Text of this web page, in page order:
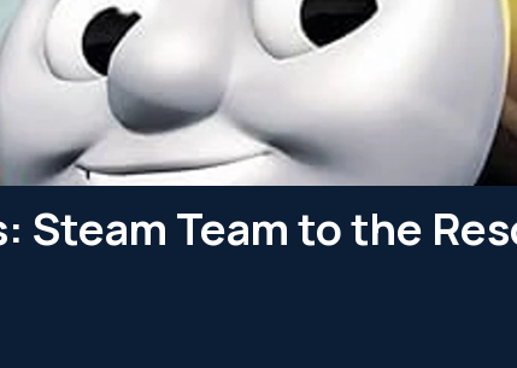
Steam Team to the